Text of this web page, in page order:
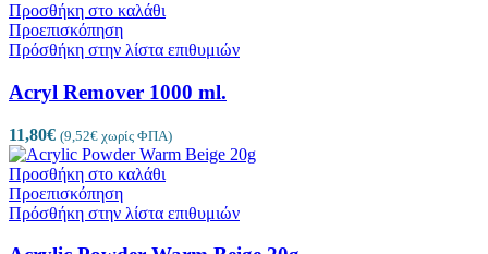
Προσθήκη στο καλάθι
Προεπισκόπηση
Πρόσθήκη στην λίστα επιθυμιών
Acryl Remover 1000 ml.
11,80€ (9,52€ χωρίς ΦΠΑ)
Προσθήκη στο καλάθι
Προεπισκόπηση
Πρόσθήκη στην λίστα επιθυμιών